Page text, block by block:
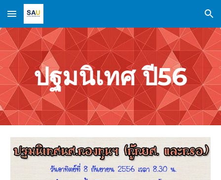
Skip to main content Skip to navigation
ปฐมนิเทศ ปี56